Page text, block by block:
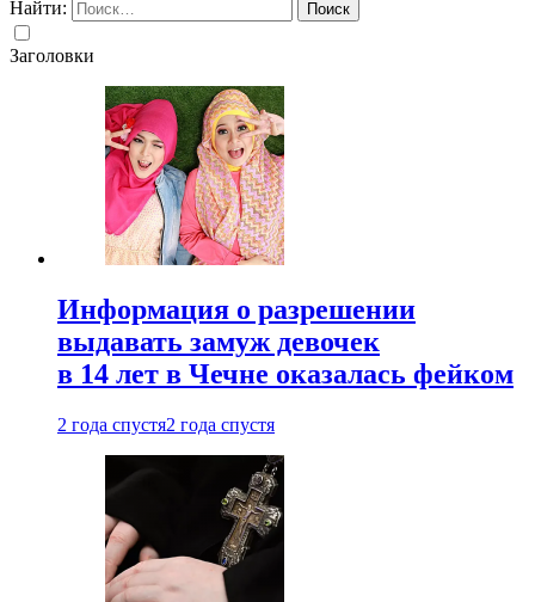
Найти:
Заголовки
Информация о разрешении
выдавать замуж девочек
в 14 лет в Чечне оказалась фейком
2 года спустя2 года спустя